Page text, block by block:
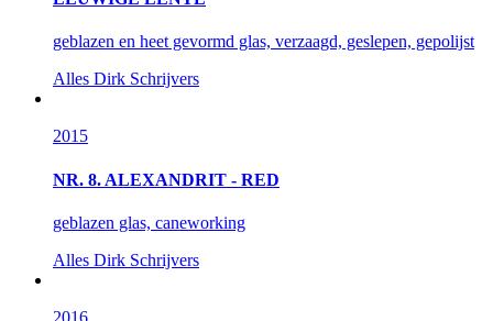
geblazen en heet gevormd glas, verzaagd, geslepen, gepolijst
Alles Dirk Schrijvers
2015
NR. 8. ALEXANDRIT - RED
geblazen glas, caneworking
Alles Dirk Schrijvers
2016